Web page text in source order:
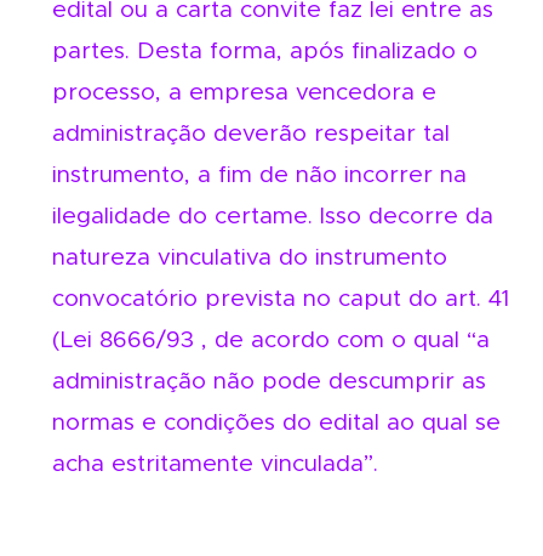
edital ou a carta convite faz lei entre as
partes. Desta forma, após finalizado o
processo, a empresa vencedora e
administração deverão respeitar tal
instrumento, a fim de não incorrer na
ilegalidade do certame. Isso decorre da
natureza vinculativa do instrumento
convocatório prevista no caput do art. 41
(Lei 8666/93 , de acordo com o qual “a
administração não pode descumprir as
normas e condições do edital ao qual se
acha estritamente vinculada”.